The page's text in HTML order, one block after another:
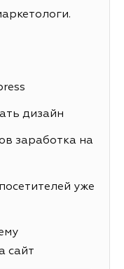
дизайн
заработка на
уже
сайт